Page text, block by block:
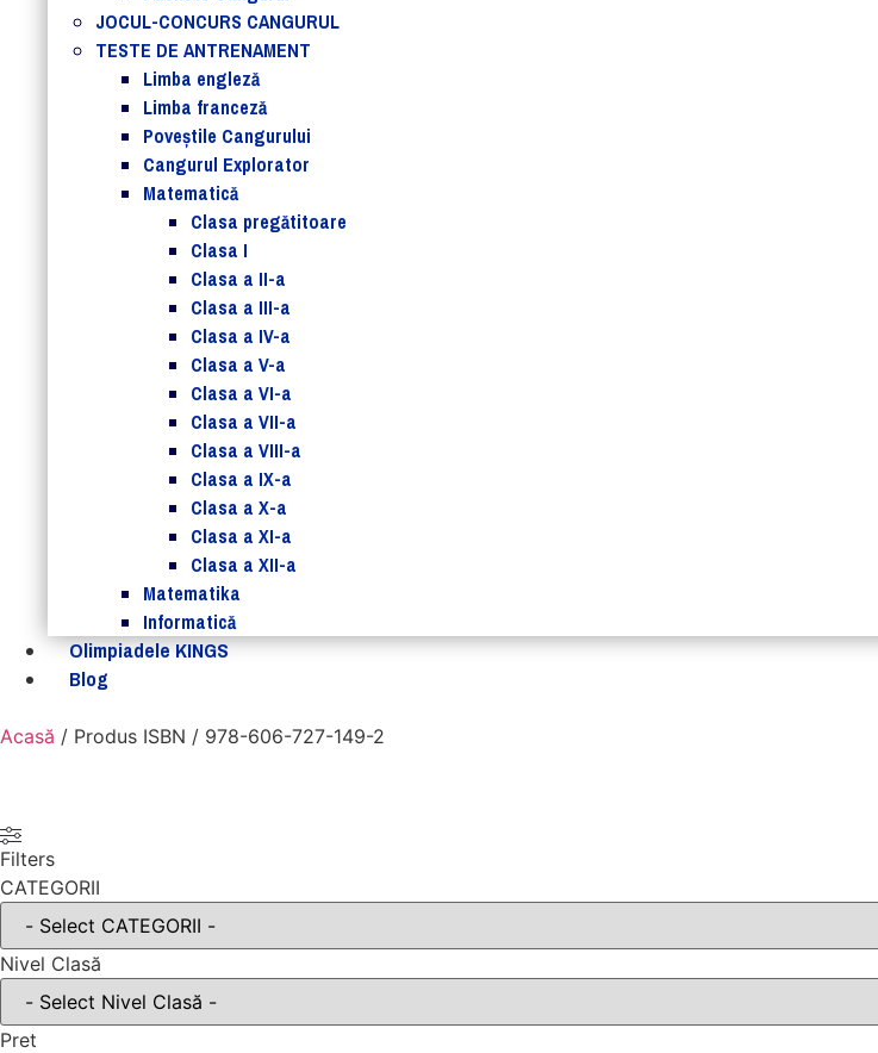
JOCUL-CONCURS CANGURUL
TESTE DE ANTRENAMENT
Limba engleză
Limba franceză
Poveștile Cangurului
Cangurul Explorator
Matematică
Clasa pregătitoare
Clasa I
Clasa a II-a
Clasa a III-a
Clasa a IV-a
Clasa a V-a
Clasa a VI-a
Clasa a VII-a
Clasa a VIII-a
Clasa a IX-a
Clasa a X-a
Clasa a XI-a
Clasa a XII-a
Matematika
Informatică
Olimpiadele KINGS
Blog
Acasă / Produs ISBN / 978-606-727-149-2
Filters
CATEGORII
Nivel Clasă
Pret